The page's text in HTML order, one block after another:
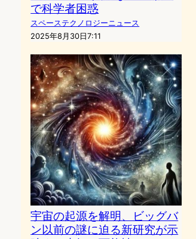
で科学者困惑
スペーステクノロジーニュース
2025年8月30日7:11
宇宙の起源を解明、ビッグバ
ン以前の謎に迫る新研究が示